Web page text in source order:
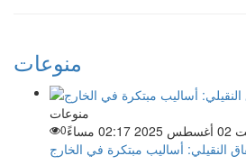
منوعات
منوعات
مساءً
0
النقيلي: أساليب مبتكرة في الخارج